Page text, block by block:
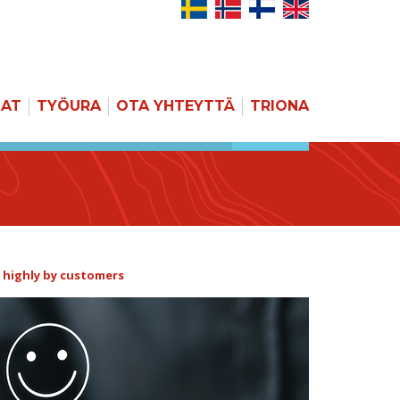
TYÖURA OTA YHTEYTTÄ
TRIONA
by customers